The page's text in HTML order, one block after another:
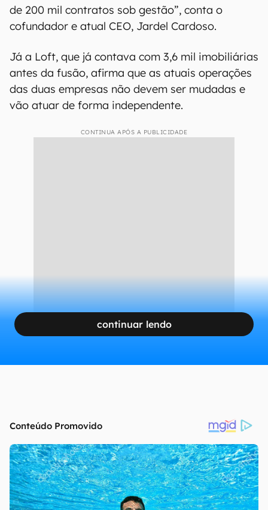
de 200 mil contratos sob gestão”, conta o
cofundador e atual CEO, Jardel Cardoso.
Já a Loft, que já contava com 3,6 mil imobiliárias
antes da fusão, afirma que as atuais operações
das duas empresas não devem ser mudadas e
vão atuar de forma independente.
CONTINUA APÓS A PUBLICIDADE
continuar lendo